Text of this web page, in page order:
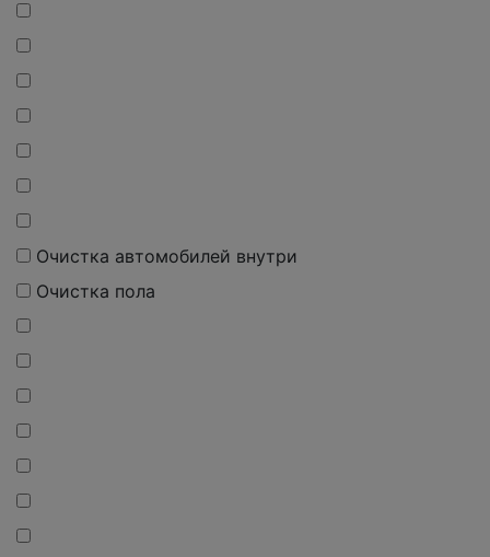
Очистка автомобилей внутри
Очистка пола